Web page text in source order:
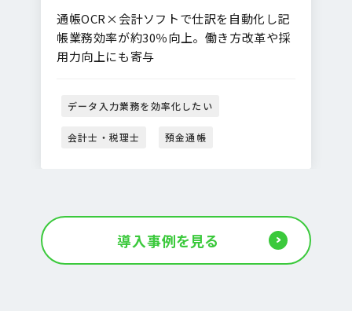
通帳OCR×会計ソフトで仕訳を自動化し記
帳業務効率が約30％向上。働き方改革や採
用力向上にも寄与
データ入力業務を効率化したい
会計士・税理士 預金通帳
導入事例を見る